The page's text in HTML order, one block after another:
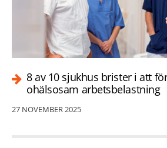
8 av 10 sjukhus brister i att
ohälsosam arbetsbelastning
27 NOVEMBER 2025